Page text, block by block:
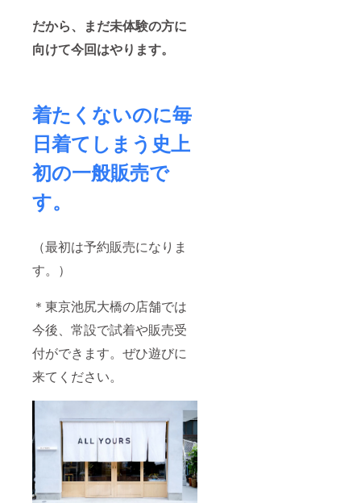
だから、まだ未体験の方に
向けて今回はやります。
着たくないのに毎
日着てしまう史上
初の一般販売で
す。
（最初は予約販売になりま
す。）
＊東京池尻大橋の店舗では
今後、常設で試着や販売受
付ができます。ぜひ遊びに
来てください。